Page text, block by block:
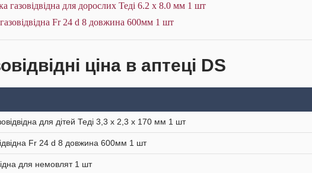
газовідвідна для дорослих Теді 6.2 х 8.0 мм 1 шт
Fr 24 d 8 довжина 600мм 1 шт
ціна в аптеці DS
для дітей Теді 3,3 х 2,3 х 170 мм 1 шт
Fr 24 d 8 довжина 600мм 1 шт
для немовлят 1 шт